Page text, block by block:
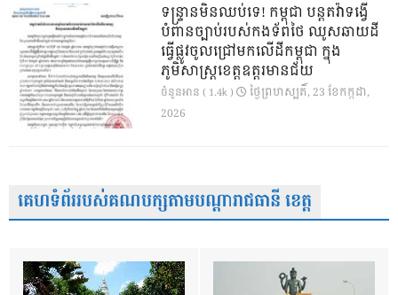
ទន្ទ្រានមិនឈប់ទេ! កម្ពុជា បន្តតវ៉ាទង្វើ
បំពានច្បាប់របស់កងទ័ពថៃ ឈូសឆាយដី
ធ្វើផ្លូវចូលជ្រៅមកលើដីកម្ពុជា ក្នុង
ភូមិសាស្ត្រខេត្តឧត្តរមានជ័យ
ចំនួនអាន ( 1.4k )
ថ្ងៃ​ព្រហស្បតិ៍, 23 ខែ​កក្កដា,
2026
គេហទំព័ររបស់គណបក្សតាមបណ្តារាជធានី ខេត្ត